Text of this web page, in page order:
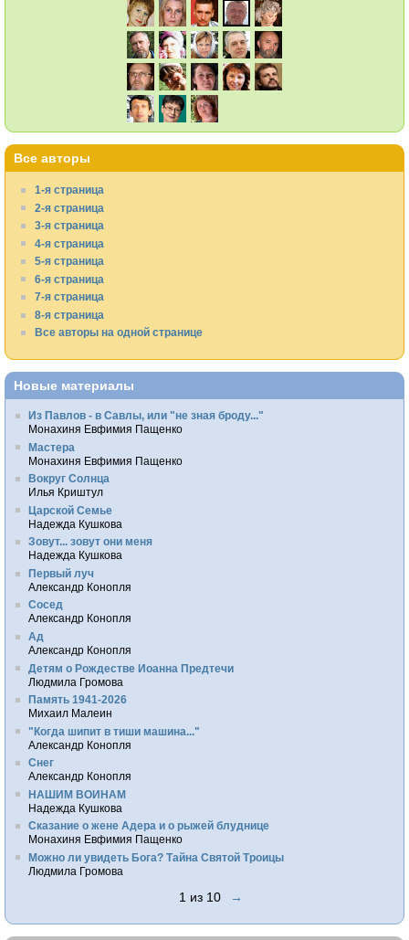
Все авторы
1-я страница
2-я страница
3-я страница
4-я страница
5-я страница
6-я страница
7-я страница
8-я страница
Все авторы на одной странице
Новые материалы
Из Павлов - в Савлы, или "не зная броду..."
Монахиня Евфимия Пащенко
Мастера
Монахиня Евфимия Пащенко
Вокруг Солнца
Илья Криштул
Царской Семье
Надежда Кушкова
Зовут... зовут они меня
Надежда Кушкова
Первый луч
Александр Конопля
Сосед
Александр Конопля
Ад
Александр Конопля
Детям о Рождестве Иоанна Предтечи
Людмила Громова
Память 1941-2026
Михаил Малеин
"Когда шипит в тиши машина..."
Александр Конопля
Снег
Александр Конопля
НАШИМ ВОИНАМ
Надежда Кушкова
Сказание о жене Адера и о рыжей блуднице
Монахиня Евфимия Пащенко
Можно ли увидеть Бога? Тайна Святой Троицы
Людмила Громова
1 из 10 →